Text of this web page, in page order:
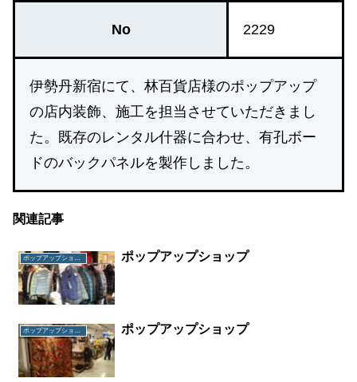
No 2229
伊勢丹新宿にて、林百貨店様のポップアップ
の店内装飾、施工を担当させていただきまし
た。既存のレンタル什器に合わせ、有孔ボー
ドのバックパネルを製作しました。
関連記事
ポップアップショップ ポップアップショップ
ポップアップショップ